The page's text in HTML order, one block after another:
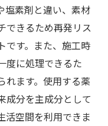
塩素剤と違い、素材
できるため再発リス
です。また、施工時
度に処理できるた
れます。使用する薬
成分を主成分として
活空間を利用できま